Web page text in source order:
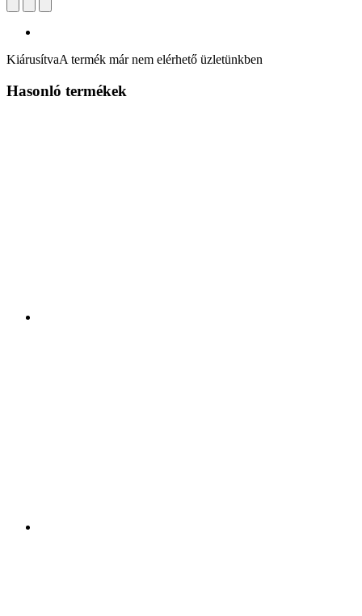
KiárusítvaA termék már nem elérhető üzletünkben
Hasonló termékek